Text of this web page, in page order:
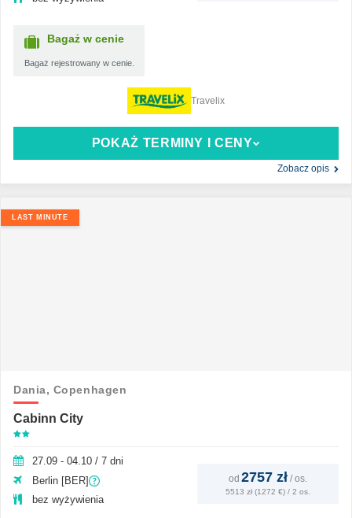
Bagaż w cenie
Bagaż rejestrowany w cenie.
POKAŻ TERMINY I CENY
Zobacz opis
Travelix
LAST MINUTE
Dania, Copenhagen
Cabinn City
27.09 - 04.10 / 7 dni
Berlin [BER]
bez wyżywienia
od 2757 zł / os.
5513 zł (1272 €) / 2 os.